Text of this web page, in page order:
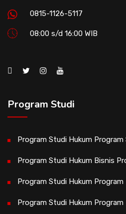
0815-1126-5117
08:00 s/d 16:00 WIB
Program Studi
Program Studi Hukum Program
Program Studi Hukum Bisnis
Program Studi Hukum
Program Studi Hukum